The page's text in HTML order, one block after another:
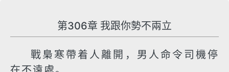
第306章 我跟你勢不兩立
戰梟寒帶着人離開，男人命令司機停